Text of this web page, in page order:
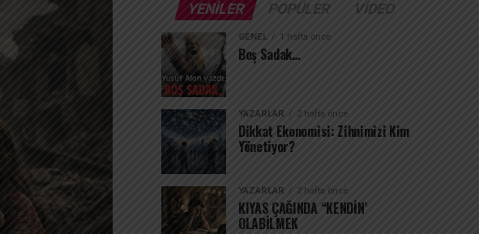
YENILER POPÜLER VIDEO
GENEL 1 hafta önce
Boş Sadak…
YAZARLAR 2 hafta önce
Dikkat Ekonomisi: Zihnimizi Kim
Yönetiyor?
YAZARLAR 2 hafta önce
KIYAS ÇAĞINDA “KENDİN’
OLABİLMEK